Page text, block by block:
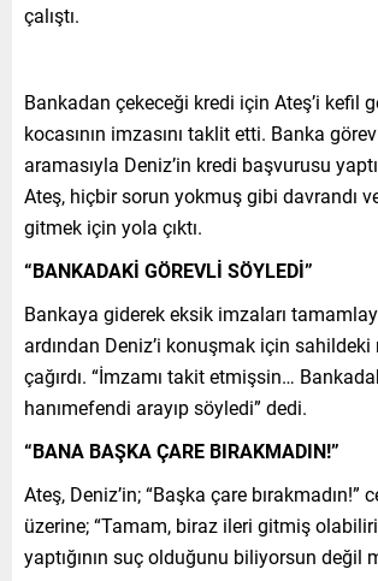
çalıştı.
Bankadan çekeceği kredi için Ateş’i kefil
kocasının imzasını taklit etti. Banka
aramasıyla Deniz’in kredi başvurusu
Ateş, hiçbir sorun yokmuş gibi davrandı
gitmek için yola çıktı.
“BANKADAKİ GÖREVLİ SÖYLEDİ”
Bankaya giderek eksik imzaları
ardından Deniz’i konuşmak için sahildeki
çağırdı. “İmzamı takit etmişsin…
hanımefendi arayıp söyledi” dedi.
“BANA BAŞKA ÇARE BIRAKMADIN!”
Ateş, Deniz’in; “Başka çare bırakmadın!”
üzerine; “Tamam, biraz ileri gitmiş
yaptığının suç olduğunu biliyorsun değil